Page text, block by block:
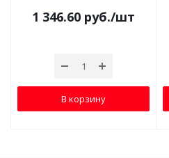
1 346.60 руб./шт
В корзину